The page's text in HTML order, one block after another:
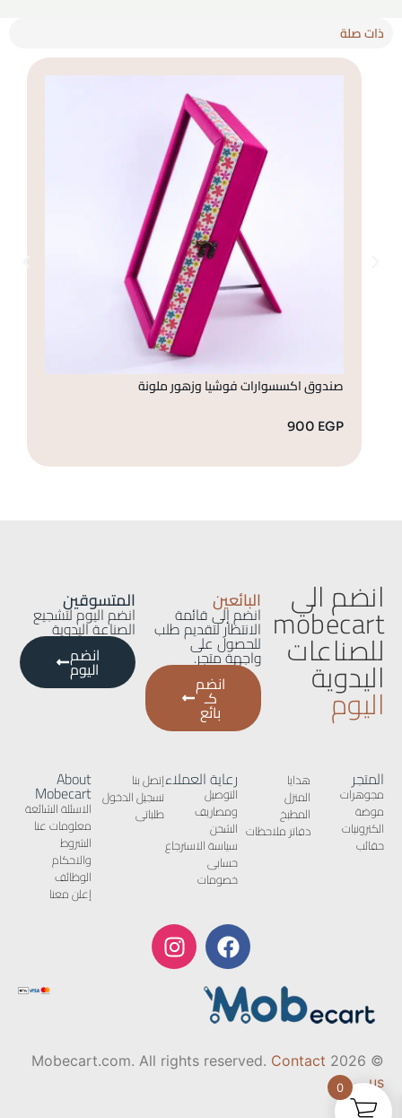
ذات صلة
صندوق اكسسوارات فوشيا وزهور ملونة
900 EGP
انضم الي
mobecart
للصناعات
اليدوية
اليوم
البائعين
انضم إلى قائمة
الانتظار لتقديم طلب
للحصول على
واجهة متجر.
انضم
كـ
بائع
المتسوقين
انضم اليوم لتشجيع
الصناعة اليدوية
انضم
اليوم
المتجر
مجوهرات
موضة
الكترونيات
حقائب
هدايا
المنزل
المطبخ
دفاتر ملاحظات
رعاية العملاء
التوصيل
ومصاريف
الشحن
سياسة الاسترجاع
حسابى
خصومات
إتصل بنا
تسجيل الدخول
طلباتى
About
Mobecart
الاسئلة الشائعة
معلومات عنا
الشروط
والاحكام
الوظائف
إعلن معنا
© 2026 Mobecart.com. All rights reserved.
Contact
us
0